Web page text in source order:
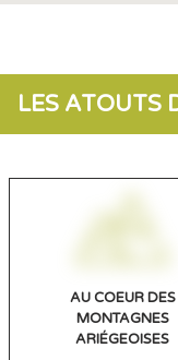
LES ATOUTS
AU COEUR DES
MONTAGNES
ARIÉGEOISES